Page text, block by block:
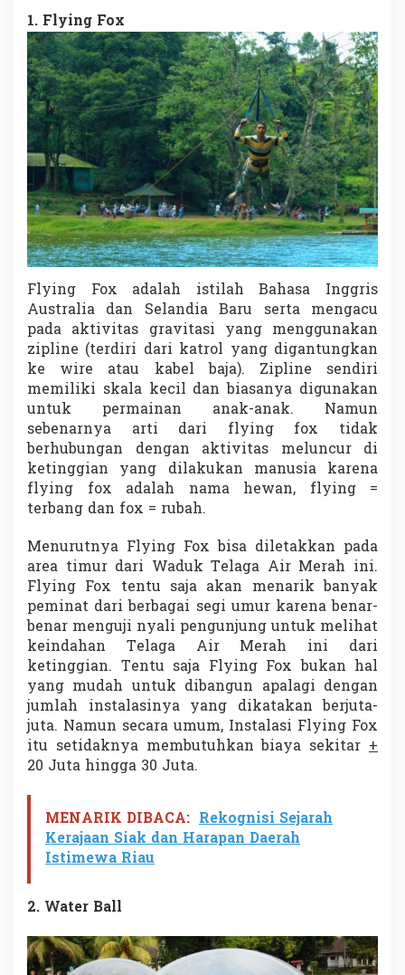
1. Flying Fox
Flying Fox adalah istilah Bahasa Inggris
Australia dan Selandia Baru serta mengacu
pada aktivitas gravitasi yang menggunakan
zipline (terdiri dari katrol yang digantungkan
ke wire atau kabel baja). Zipline sendiri
memiliki skala kecil dan biasanya digunakan
untuk permainan anak-anak. Namun
sebenarnya arti dari flying fox tidak
berhubungan dengan aktivitas meluncur di
ketinggian yang dilakukan manusia karena
flying fox adalah nama hewan, flying =
terbang dan fox = rubah.
Menurutnya Flying Fox bisa diletakkan pada
area timur dari Waduk Telaga Air Merah ini.
Flying Fox tentu saja akan menarik banyak
peminat dari berbagai segi umur karena benar-
benar menguji nyali pengunjung untuk melihat
keindahan Telaga Air Merah ini dari
ketinggian. Tentu saja Flying Fox bukan hal
yang mudah untuk dibangun apalagi dengan
jumlah instalasinya yang dikatakan berjuta-
juta. Namun secara umum, Instalasi Flying Fox
itu setidaknya membutuhkan biaya sekitar +
20 Juta hingga 30 Juta.
MENARIK DIBACA: Rekognisi Sejarah
Kerajaan Siak dan Harapan Daerah
Istimewa Riau
2. Water Ball